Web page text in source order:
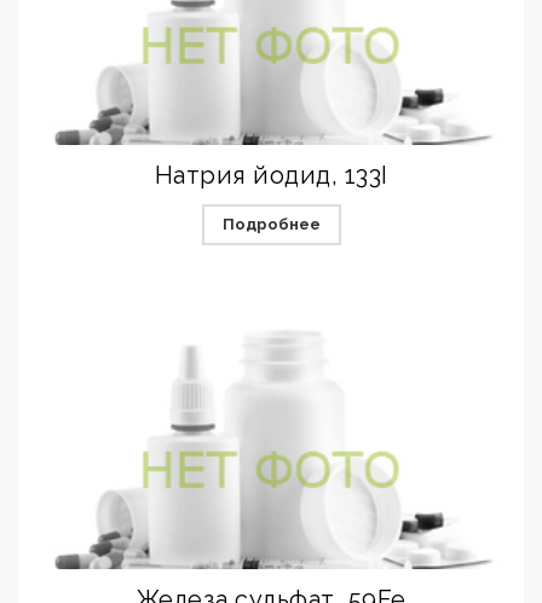
Натрия йодид, 133I
Подробнее